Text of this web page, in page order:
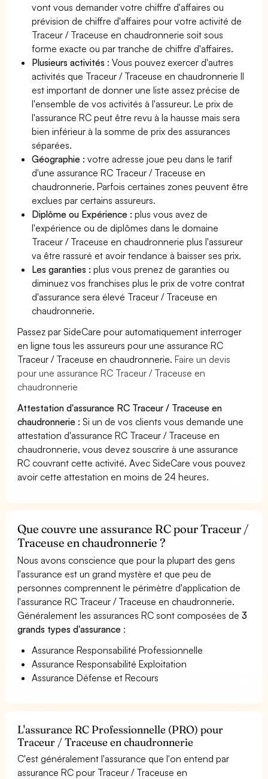
vont vous demander votre chiffre d'affaires ou
prévision de chiffre d'affaires pour votre activité de
Traceur / Traceuse en chaudronnerie soit sous
forme exacte ou par tranche de chiffre d'affaires.
Plusieurs activités : Vous pouvez exercer d'autres
activités que Traceur / Traceuse en chaudronnerie Il
est important de donner une liste assez précise de
l'ensemble de vos activités à l'assureur. Le prix de
l'assurance RC peut être revu à la hausse mais sera
bien inférieur à la somme de prix des assurances
séparées.
Géographie :votre adresse joue peu dans le tarif
d'une assurance RC Traceur / Traceuse en
chaudronnerie. Parfois certaines zones peuvent être
exclues par certains assureurs.
Diplôme ou Expérience :plus vous avez de
l'expérience ou de diplômes dans le domaine
Traceur / Traceuse en chaudronnerie plus l'assureur
va être rassuré et avoir tendance à baisser ses prix.
Les garanties :plus vous prenez de garanties ou
diminuez vos franchises plus le prix de votre contrat
d'assurance sera élevé Traceur / Traceuse en
chaudronnerie.
Passez par SideCare pour automatiquement interroger
en ligne tous les assureurs pour une assurance RC
Traceur / Traceuse en chaudronnerie.Faire un devis
pour une assurance RC Traceur / Traceuse en
chaudronnerie
Attestation d'assurance RC Traceur / Traceuse en
chaudronnerie : Si un de vos clients vous demande une
attestation d'assurance RC Traceur / Traceuse en
chaudronnerie, vous devez souscrire à une assurance
RC couvrant cette activité. Avec SideCare vous pouvez
avoir cette attestation en moins de 24 heures.
Que couvre une assurance RC pour Traceur /
Traceuse en chaudronnerie ?
Nous avons conscience que pour la plupart des gens
l'assurance est un grand mystère et que peu de
personnes comprennent le périmètre d'application de
l'assurance RC Traceur / Traceuse en chaudronnerie.
Généralement les assurances RC sont composées de3
grands types d'assurance :
Assurance Responsabilité Professionnelle
Assurance Responsabilité Exploitation
Assurance Défense et Recours
L'assurance RC Professionnelle (PRO) pour
Traceur / Traceuse en chaudronnerie
C'est généralement l'assurance que l'on entend par
assurance RC pour Traceur / Traceuse en